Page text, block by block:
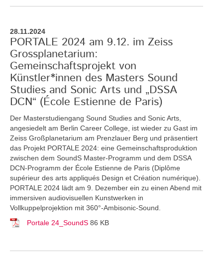
28.11.2024
PORTALE 2024 am 9.12. im Zeiss
Grossplanetarium:
Gemeinschaftsprojekt von
Künstler*innen des Masters Sound
Studies and Sonic Arts und „DSSA
DCN“ (École Estienne de Paris)
Der Masterstudiengang Sound Studies and Sonic Arts,
angesiedelt am Berlin Career College, ist wieder zu Gast im
Zeiss Großplanetarium am Prenzlauer Berg und präsentiert
das Projekt PORTALE 2024: eine Gemeinschaftsproduktion
zwischen dem SoundS Master-Programm und dem DSSA
DCN-Programm der École Estienne de Paris (Diplôme
supérieur des arts appliqués Design et Création numérique).
PORTALE 2024 lädt am 9. Dezember ein zu einen Abend mit
immersiven audiovisuellen Kunstwerken in
Vollkuppelprojektion mit 360°-Ambisonic-Sound.
Portale 24_SoundS 86 KB